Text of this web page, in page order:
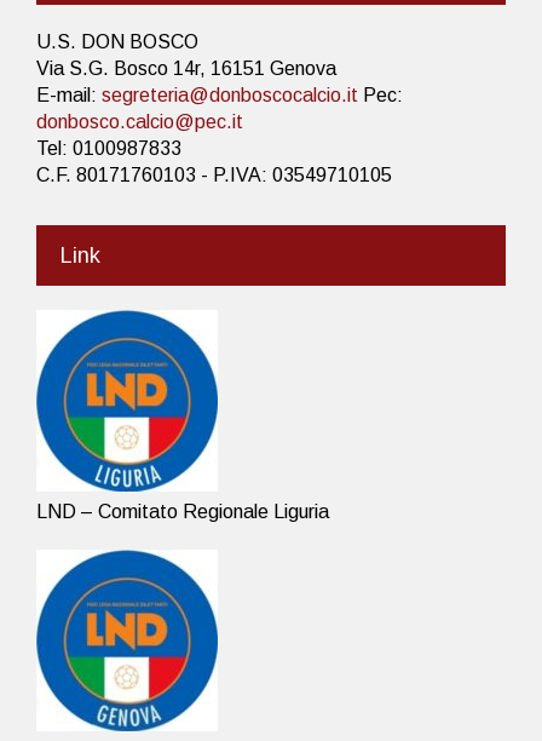
U.S. DON BOSCO
Via S.G. Bosco 14r, 16151 Genova
E-mail: segreteria@donboscocalcio.it Pec:
donbosco.calcio@pec.it
Tel: 0100987833
C.F. 80171760103 - P.IVA: 03549710105
Link
LND – Comitato Regionale Liguria